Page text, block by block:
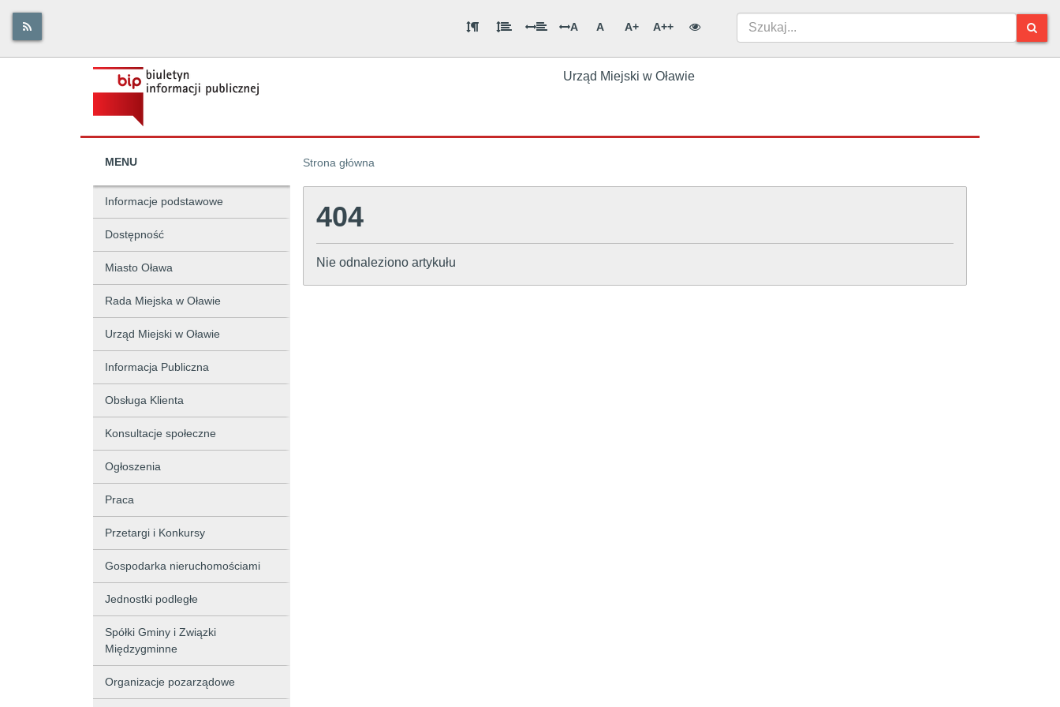
A A A+ A++
Urząd Miejski w Oławie
MENU
Informacje podstawowe
Dostępność
Miasto Oława
Rada Miejska w Oławie
Urząd Miejski w Oławie
Informacja Publiczna
Obsługa Klienta
Konsultacje społeczne
Ogłoszenia
Praca
Przetargi i Konkursy
Gospodarka nieruchomościami
Jednostki podległe
Spółki Gminy i Związki
Międzygminne
Organizacje pozarządowe
Strona główna
404
Nie odnaleziono artykułu